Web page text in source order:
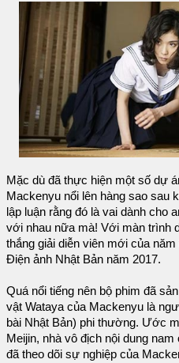
Mặc dù đã thực hiện một số dự
Mackenyu nổi lên hàng sao sau
lập luận rằng đó là vai dành cho
với nhau nữa mà! Với màn trình
thắng giải diễn viên mới của
Điện ảnh Nhật Bản năm 2017.
Quá nổi tiếng nên bộ phim đã
vật Wataya của Mackenyu là
bài Nhật Bản) phi thường. Ước
Meijin, nhà vô địch nội dung
đã theo dõi sự nghiệp của